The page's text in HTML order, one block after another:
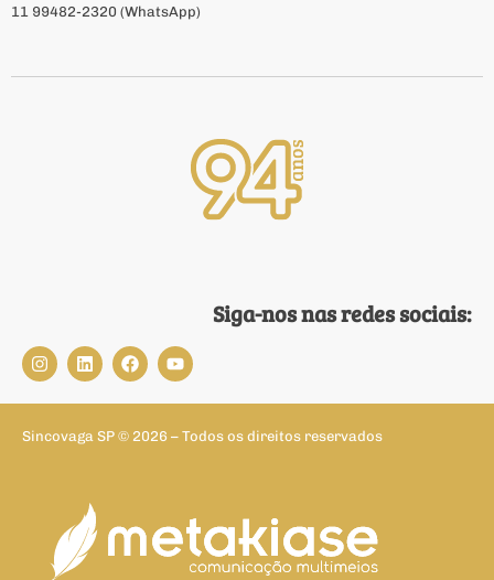
11 99482-2320 (WhatsApp)
Siga-nos nas redes sociais:
Sincovaga SP © 2026 – Todos os direitos reservados